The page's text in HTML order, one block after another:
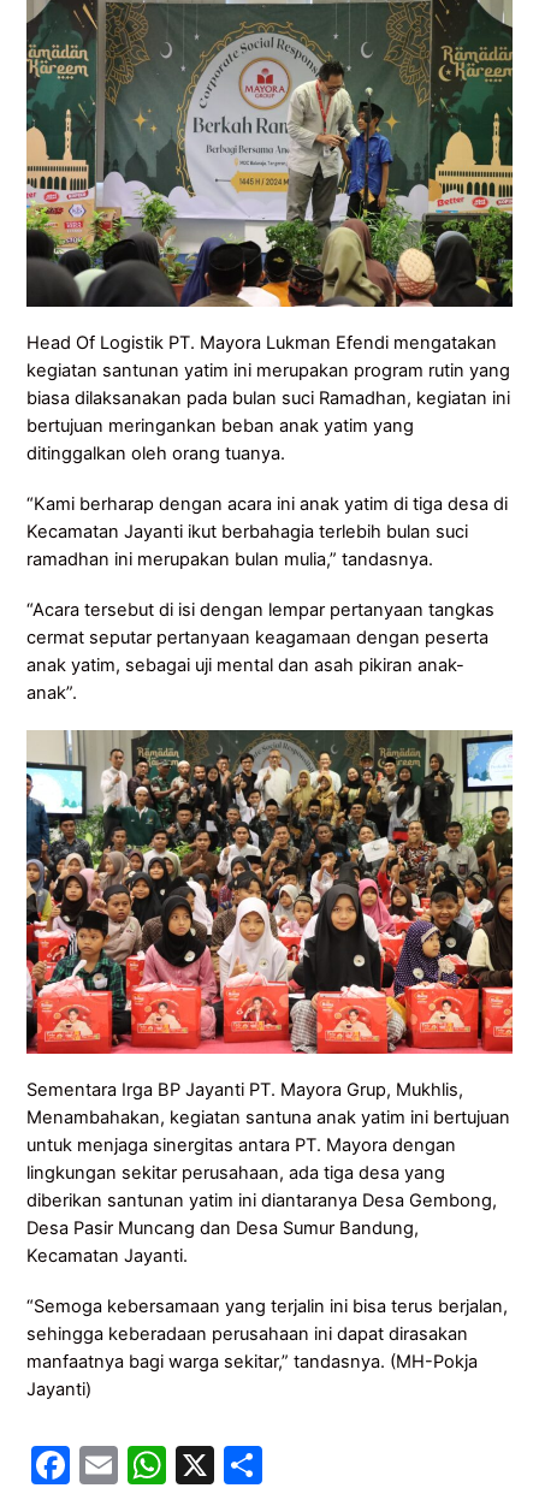
Head Of Logistik PT. Mayora Lukman Efendi mengatakan
kegiatan santunan yatim ini merupakan program rutin yang
biasa dilaksanakan pada bulan suci Ramadhan, kegiatan ini
bertujuan meringankan beban anak yatim yang
ditinggalkan oleh orang tuanya.
“Kami berharap dengan acara ini anak yatim di tiga desa di
Kecamatan Jayanti ikut berbahagia terlebih bulan suci
ramadhan ini merupakan bulan mulia,” tandasnya.
“Acara tersebut di isi dengan lempar pertanyaan tangkas
cermat seputar pertanyaan keagamaan dengan peserta
anak yatim, sebagai uji mental dan asah pikiran anak-
anak”.
Sementara Irga BP Jayanti PT. Mayora Grup, Mukhlis,
Menambahakan, kegiatan santuna anak yatim ini bertujuan
untuk menjaga sinergitas antara PT. Mayora dengan
lingkungan sekitar perusahaan, ada tiga desa yang
diberikan santunan yatim ini diantaranya Desa Gembong,
Desa Pasir Muncang dan Desa Sumur Bandung,
Kecamatan Jayanti.
“Semoga kebersamaan yang terjalin ini bisa terus berjalan,
sehingga keberadaan perusahaan ini dapat dirasakan
manfaatnya bagi warga sekitar,” tandasnya. (MH-Pokja
Jayanti)
F
E
W X